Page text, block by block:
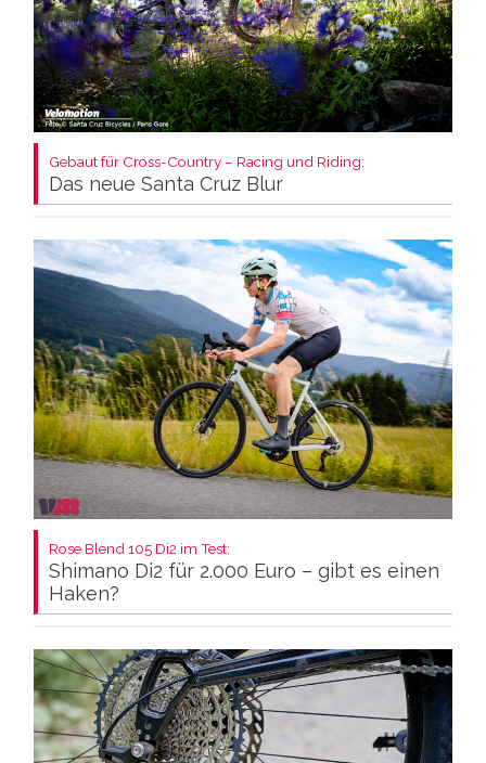
Gebaut für Cross-Country – Racing und Riding:
Das neue Santa Cruz Blur
Rose Blend 105 Di2 im Test:
Shimano Di2 für 2.000 Euro – gibt es einen
Haken?